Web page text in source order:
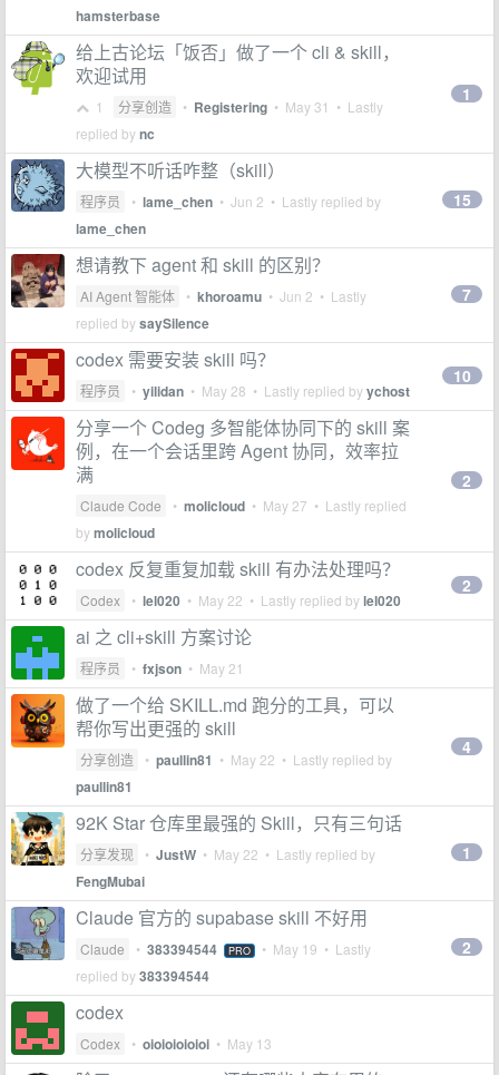
hamsterbase
给上古论坛「饭否」做了一个 cli & skill，
欢迎试用
1 分享创造 • Registering • May 31 • Lastly
replied bync
1
大模型不听话咋整（skill）
程序员 • lame_chen • Jun 2 • Lastly replied by
lame_chen
15
想请教下 agent 和 skill 的区别？
AI Agent 智能体 • khoroamu • Jun 2 • Lastly
replied bysaySilence
7
codex 需要安装 skill 吗？
程序员 • yilidan • May 28 • Lastly replied byychost
10
分享一个 Codeg 多智能体协同下的 skill 案
例，在一个会话里跨 Agent 协同，效率拉
满
Claude Code • molicloud • May 27 • Lastly replied
bymolicloud
2
codex 反复重复加载 skill 有办法处理吗？
Codex • lel020 • May 22 • Lastly replied bylel020
2
ai 之 cli+skill 方案讨论
程序员 • fxjson • May 21
做了一个给 SKILL.md 跑分的工具，可以
帮你写出更强的 skill
分享创造 • paullin81 • May 22 • Lastly replied by
paullin81
4
92K Star 仓库里最强的 Skill，只有三句话
分享发现 • JustW • May 22 • Lastly replied by
FengMubai
1
Claude 官方的 supabase skill 不好用
Claude • 383394544 PRO • May 19 • Lastly
replied by383394544
2
codex
Codex • oioioioioioi • May 13